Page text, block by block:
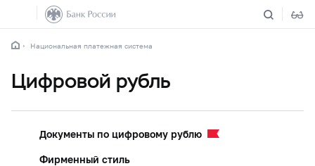
Национальная платежная система
Цифровой рубль
Документы по цифровому рублю
Фирменный стиль